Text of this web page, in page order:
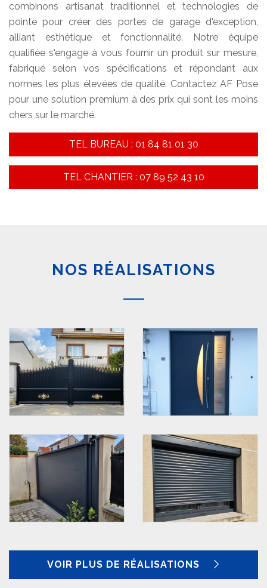
combinons artisanat traditionnel et technologies de
pointe pour créer des portes de garage d'exception,
alliant esthétique et fonctionnalité. Notre équipe
qualifiée s'engage à vous fournir un produit sur mesure,
fabriqué selon vos spécifications et répondant aux
normes les plus élevées de qualité. Contactez AF Pose
pour une solution premium à des prix qui sont les moins
chers sur le marché.
TEL BUREAU : 01 84 81 01 30
TEL CHANTIER : 07 89 52 43 10
NOS RÉALISATIONS
VOIR PLUS DE RÉALISATIONS